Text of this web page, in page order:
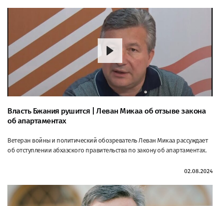
Власть Бжания рушится | Леван Микаа об отзыве закона
об апартаментах
Ветеран войны и политический обозреватель Леван Микаа рассуждает
об отступлении абхазского правительства по закону об апартаментах.
02.08.2024